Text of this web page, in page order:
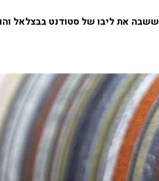
ששבה את ליבו של סטודנט בבצלאל